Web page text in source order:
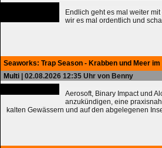
Endlich geht es mal weiter mit
wir es mal ordentlich und
Seaworks: Trap Season - Krabben und Meer
Multi | 02.08.2026 12:35 Uhr von Benny
Aerosoft, Binary Impact und
anzukündigen, eine
kalten Gewässern und auf den abgelegenen